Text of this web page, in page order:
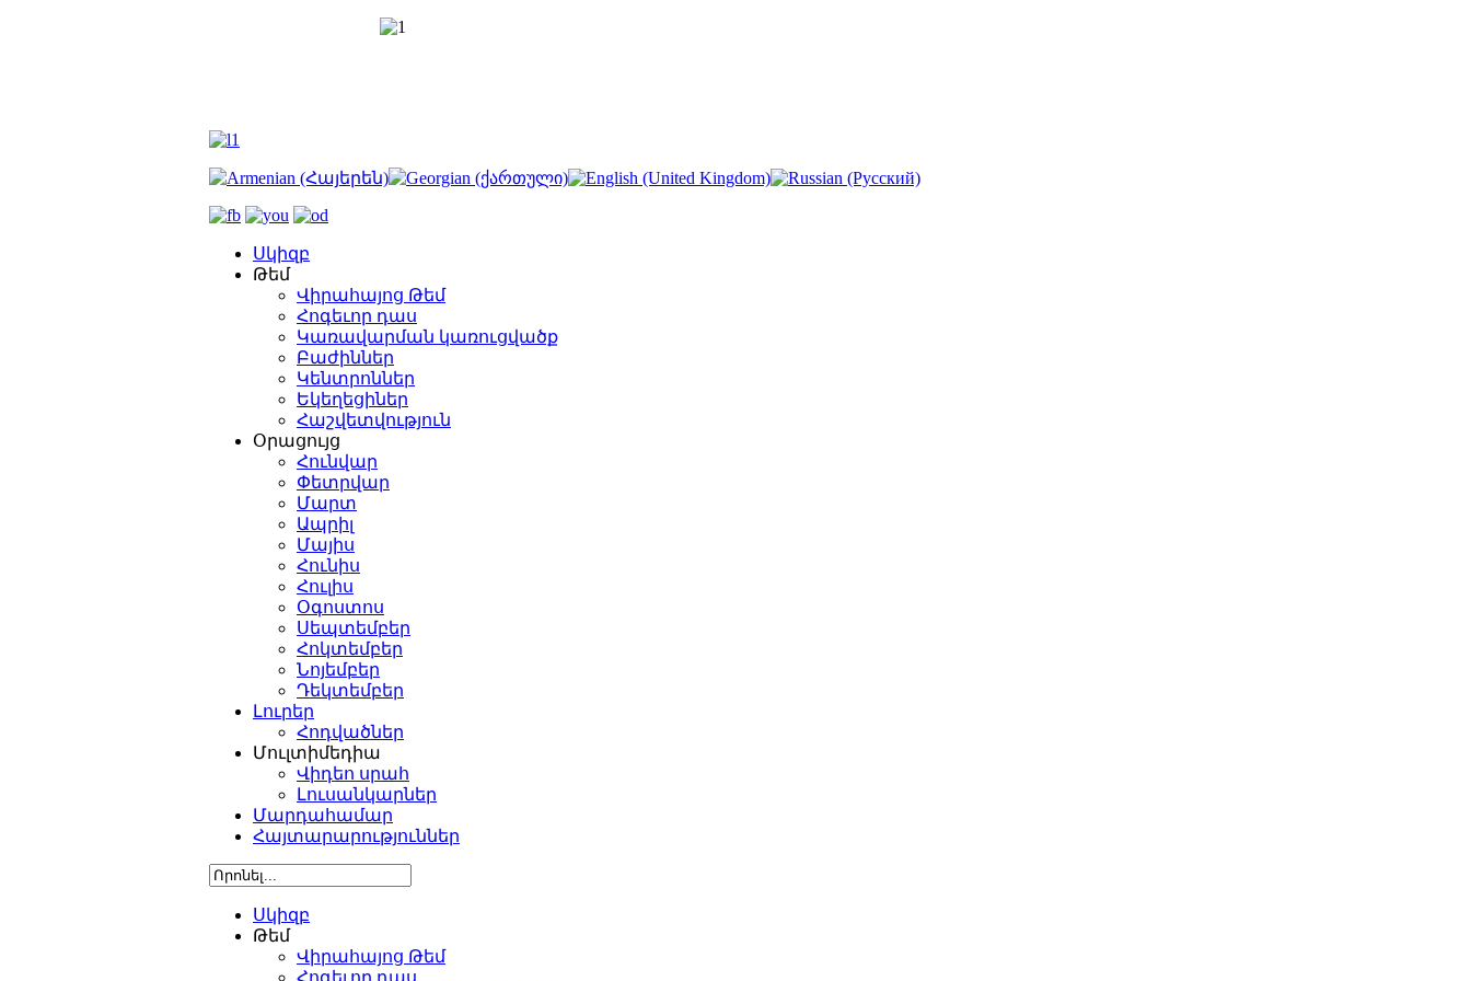
Սկիզբ
Թեմ
Վիրահայոց Թեմ
Հոգեւոր դաս
Կառավարման կառուցվածք
Բաժիններ
Կենտրոններ
Եկեղեցիներ
Հաշվետվություն
Օրացույց
Հունվար
Փետրվար
Մարտ
Ապրիլ
Մայիս
Հունիս
Հուլիս
Օգոստոս
Սեպտեմբեր
Հոկտեմբեր
Նոյեմբեր
Դեկտեմբեր
Լուրեր
Հոդվածներ
Մուլտիմեդիա
Վիդեո սրահ
Լուսանկարներ
Մարդահամար
Հայտարարություններ
Սկիզբ
Թեմ
Վիրահայոց Թեմ
Հոգեւոր դաս